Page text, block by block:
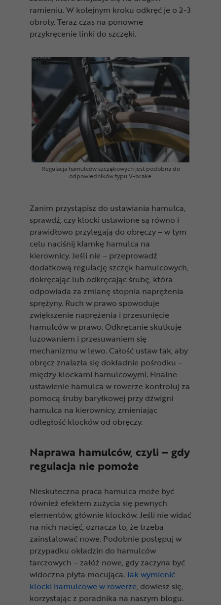
ramieniu. W kolejnym kroku odkręć je o 2-3
obroty. Teraz czas na ponowne
przykręcenie linki do szczęki.
Regulacja hamulców szczękowych jest podobna do
odpowiedników typu V-brake.
Zanim przystąpisz do ustawiania hamulca,
sprawdź, czy klocki ustawione są równo i
prawidłowo przylegają do obręczy – w tym
celu naciśnij klamkę hamulca na
kierownicy. Jeśli nie – przeprowadź
dodatkową regulację szczęk hamulcowych,
dokręcając lub odkręcając śrubę, która
odpowiada za zmianę stopnia naprężenia
sprężyny. Ruch w prawo spowoduje
zwiększenie naprężenia i przesunięcie
hamulców w prawo. Odkręcanie skutkuje
luzowaniem i przesuwaniem się
mechanizmu w lewo. Całość ustaw tak, aby
obręcz znalazła się dokładnie pośrodku –
między klockami hamulcowymi. Finalne
ustawienie hamulca w rowerze kontroluj za
pomocą śruby baryłkowej przy dźwigni
hamulca na kierownicy, zmieniając
odległość klocków od obręczy.
Naprawa hamulców, czyli – gdy
regulacja nie pomoże
Nieskuteczna praca hamulca może być
również efektem zużycia się pewnych
elementów, głównie klocków. Jeśli nie widać
na nich nacięć, oznacza to, że trzeba
zainstalować nowe. Podobnie postępuj w
przypadku okładzin do hamulców
tarczowych – załóż nowe, gdy zaczyna być
widoczna płyta mocująca.Jak wymienić
klocki hamulcowe w rowerze, dowiesz się,
korzystając z poradnika na naszym blogu.